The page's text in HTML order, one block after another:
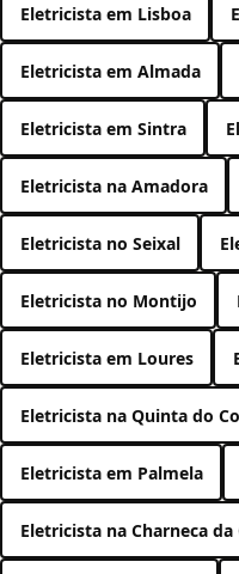
Eletricista em Lisboa
Eletricista em Almada
Eletricista em Sintra
Eletricista na Amadora
Eletricista no Seixal
Eletricista no Montijo
Eletricista em Loures
Eletricista na Quinta do
Eletricista em Palmela
Eletricista na Charneca da